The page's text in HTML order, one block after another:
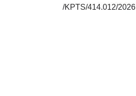
/KPTS/414.012/2026